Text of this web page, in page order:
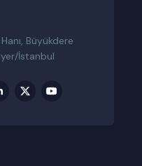
Büyükdere
İstanbul